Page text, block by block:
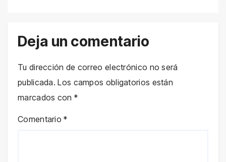
Deja un comentario
Tu dirección de correo electrónico no será
publicada. Los campos obligatorios están
marcados con *
Comentario*